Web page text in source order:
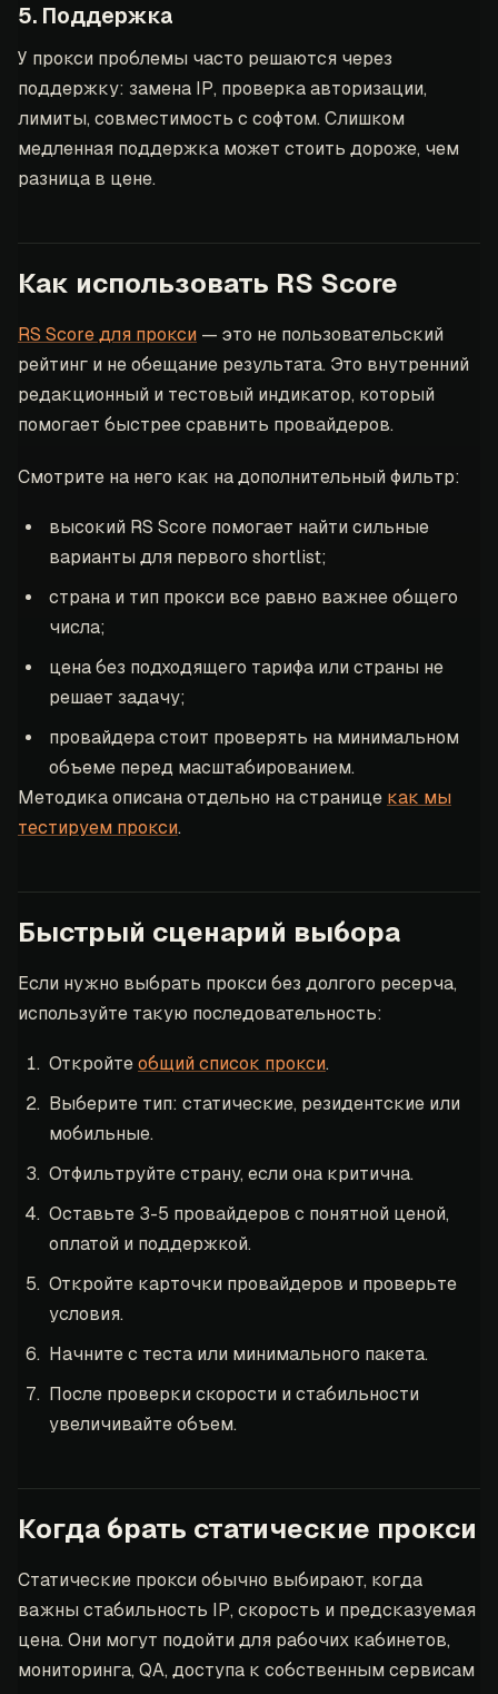
5. Поддержка
У прокси проблемы часто решаются через
поддержку: замена IP, проверка авторизации,
лимиты, совместимость с софтом. Слишком
медленная поддержка может стоить дороже, чем
разница в цене.
Как использовать RS Score
RS Score для прокси — это не пользовательский
рейтинг и не обещание результата. Это внутренний
редакционный и тестовый индикатор, который
помогает быстрее сравнить провайдеров.
Смотрите на него как на дополнительный фильтр:
высокий RS Score помогает найти сильные
варианты для первого shortlist;
страна и тип прокси все равно важнее общего
числа;
цена без подходящего тарифа или страны не
решает задачу;
провайдера стоит проверять на минимальном
объеме перед масштабированием.
Методика описана отдельно на странице как мы
тестируем прокси.
Быстрый сценарий выбора
Если нужно выбрать прокси без долгого ресерча,
используйте такую последовательность:
Откройте общий список прокси.
Выберите тип: статические, резидентские или
мобильные.
Отфильтруйте страну, если она критична.
Оставьте 3-5 провайдеров с понятной ценой,
оплатой и поддержкой.
Откройте карточки провайдеров и проверьте
условия.
Начните с теста или минимального пакета.
После проверки скорости и стабильности
увеличивайте объем.
Когда брать статические прокси
Статические прокси обычно выбирают, когда
важны стабильность IP, скорость и предсказуемая
цена. Они могут подойти для рабочих кабинетов,
мониторинга, QA, доступа к собственным сервисам